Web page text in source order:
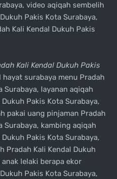
video aqiqah sembelih
Pakis Kota Surabaya,
Kali Kendal Dukuh Pakis
Kali Kendal Dukuh Pakis
hayat surabaya menu Pradah
Surabaya, layanan aqiqah
Pakis Kota Surabaya,
pakai uang pinjaman Pradah
Surabaya, kambing aqiqah
Pakis Kota Surabaya,
Pradah Kali Kendal Dukuh
lelaki berapa ekor
Pakis Kota Surabaya,